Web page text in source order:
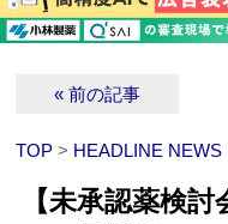
« 前の記事
TOP > HEADLINE NEWS
【未承認薬検